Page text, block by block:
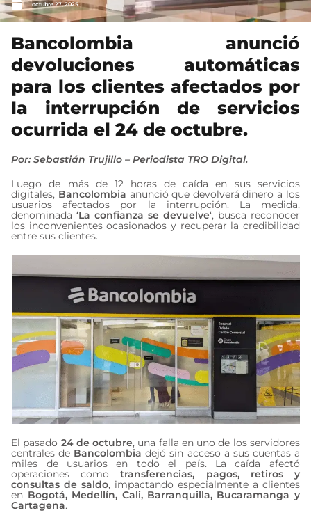
octubre 27, 2025
Bancolombia anunció
devoluciones automáticas
para los clientes afectados por
la interrupción de servicios
ocurrida el 24 de octubre.
Por: Sebastián Trujillo – Periodista TRO Digital.
Luego de más de 12 horas de caída en sus servicios
digitales, Bancolombia anunció que devolverá dinero a los
usuarios afectados por la interrupción. La medida,
denominada‘La confianza se devuelve‘, busca reconocer
los inconvenientes ocasionados y recuperar la credibilidad
entre sus clientes.
El pasado 24 de octubre, una falla en uno de los servidores
centrales de Bancolombia dejó sin acceso a sus cuentas a
miles de usuarios en todo el país. La caída afectó
operaciones comotransferencias, pagos, retiros y
consultas de saldo, impactando especialmente a clientes
en Bogotá, Medellín, Cali, Barranquilla, Bucaramanga y
Cartagena.